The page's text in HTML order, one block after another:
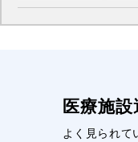
医療施
よく見られて